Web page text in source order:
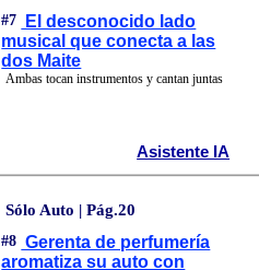
#7
El desconocido lado
musical que conecta a las
dos Maite
Ambas tocan instrumentos y cantan juntas
Asistente IA
Sólo Auto | Pág.20
#8 Gerenta de perfumería
aromatiza su auto con